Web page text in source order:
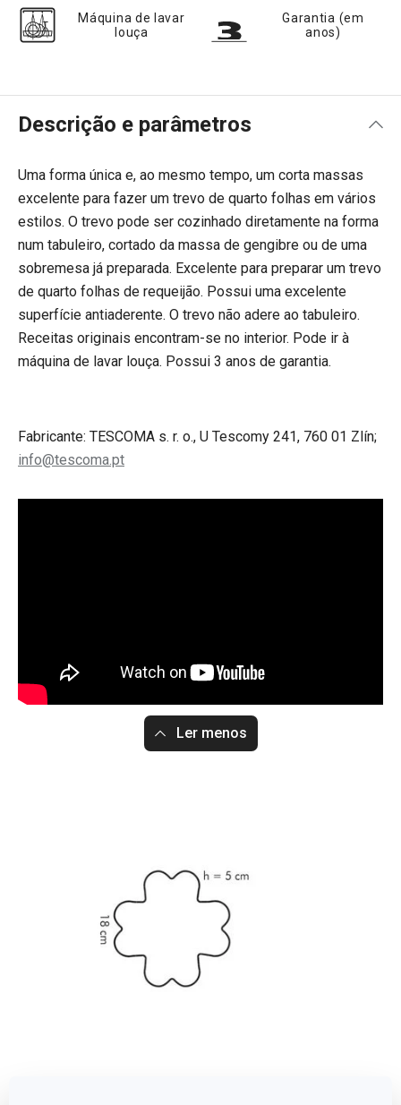
Máquina de lavar
louça
Garantia (em
anos)
Descrição e parâmetros
Uma forma única e, ao mesmo tempo, um corta massas
excelente para fazer um trevo de quarto folhas em vários
estilos. O trevo pode ser cozinhado diretamente na forma
num tabuleiro, cortado da massa de gengibre ou de uma
sobremesa já preparada. Excelente para preparar um trevo
de quarto folhas de requeijão. Possui uma excelente
superfície antiaderente. O trevo não adere ao tabuleiro.
Receitas originais encontram-se no interior. Pode ir à
máquina de lavar louça. Possui 3 anos de garantia.
Fabricante: TESCOMA s. r. o., U Tescomy 241, 760 01 Zlín;
info@tescoma.pt
Ler menos